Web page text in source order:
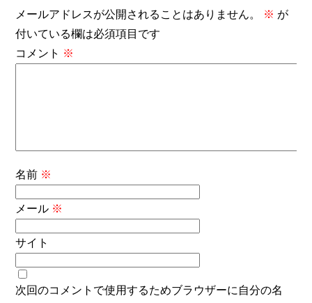
メールアドレスが公開されることはありません。 ※ が
付いている欄は必須項目です
コメント ※
名前 ※
メール ※
サイト
次回のコメントで使用するためブラウザーに自分の名